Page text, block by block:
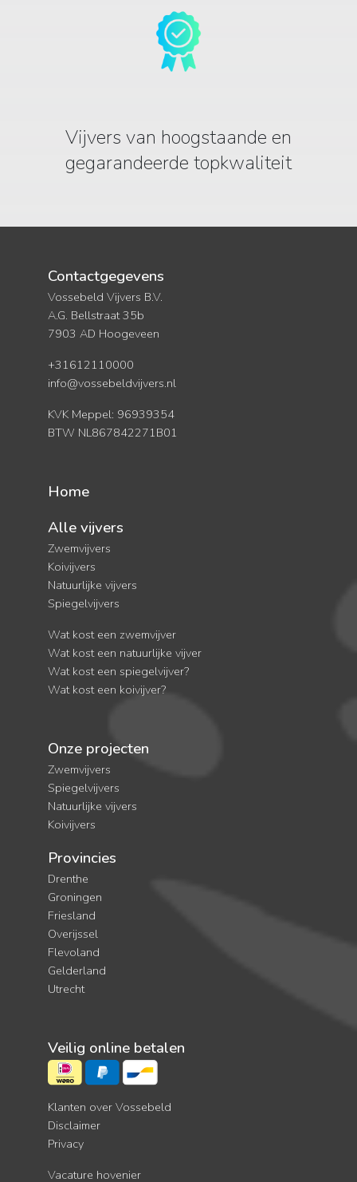
Vijvers van hoogstaande en
gegarandeerde topkwaliteit
Contactgegevens
Vossebeld Vijvers B.V.
A.G. Bellstraat 35b
7903 AD Hoogeveen
+31612110000
info@vossebeldvijvers.nl
KVK Meppel: 96939354
BTW NL867842271B01
Home
Alle vijvers
Zwemvijvers
Koivijvers
Natuurlijke vijvers
Spiegelvijvers
Wat kost een zwemvijver
Wat kost een natuurlijke vijver
Wat kost een spiegelvijver?
Wat kost een koivijver?
Onze projecten
Zwemvijvers
Spiegelvijvers
Natuurlijke vijvers
Koivijvers
Provincies
Drenthe
Groningen
Friesland
Overijssel
Flevoland
Gelderland
Utrecht
Veilig online betalen
Klanten over Vossebeld
Disclaimer
Privacy
Vacature hovenier